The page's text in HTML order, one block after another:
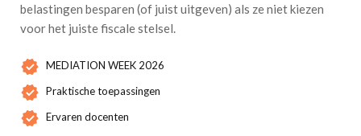
belastingen besparen (of juist uitgeven) als ze niet kiezen
voor het juiste fiscale stelsel.
MEDIATION WEEK 2026
Praktische toepassingen
Ervaren docenten